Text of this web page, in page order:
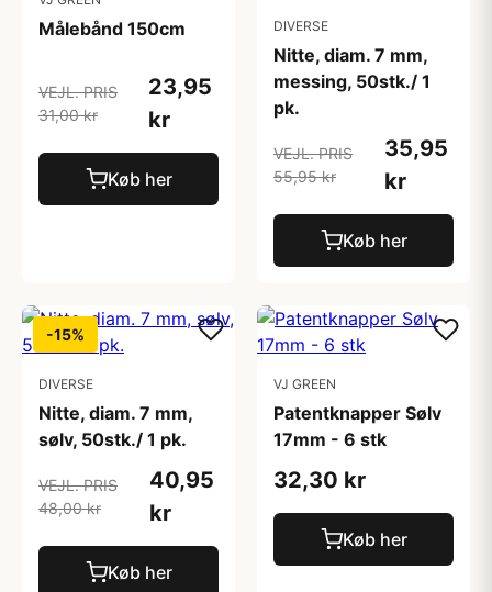
Målebånd 150cm
VEJL. PRIS
31,00 kr
23,95
kr
Køb her
DIVERSE
Nitte, diam. 7 mm,
messing, 50stk./ 1
pk.
VEJL. PRIS
55,95 kr
35,95
kr
Køb her
-15%
DIVERSE
Nitte, diam. 7 mm,
sølv, 50stk./ 1 pk.
VEJL. PRIS
48,00 kr
40,95
kr
Køb her
VJ GREEN
Patentknapper Sølv
17mm - 6 stk
32,30 kr
Køb her